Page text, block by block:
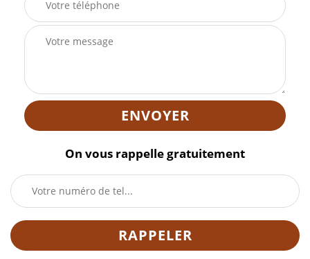
On vous rappelle gratuitement